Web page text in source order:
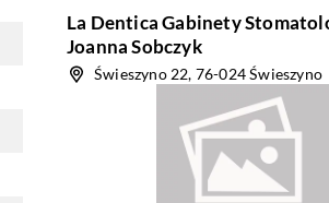
La Dentica Gabinety
Joanna Sobczyk
Świeszyno 22, 76-024 Świeszyno